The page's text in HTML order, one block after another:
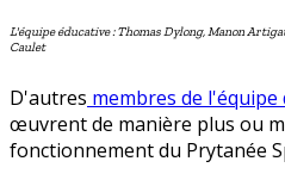
L'équipe éducative : Thomas Dylong, Manon
Caulet
D'autres membres de l'équipe
œuvrent de manière plus ou
fonctionnement du Prytanée